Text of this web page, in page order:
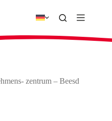
zentrum – Beesd